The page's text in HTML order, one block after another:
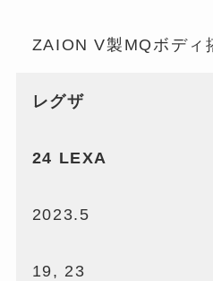
ZAION V製MQボディ
レグザ
24 LEXA
2023.5
19, 23